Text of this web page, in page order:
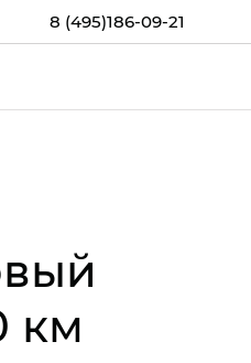
8 (495)186-09-21
км